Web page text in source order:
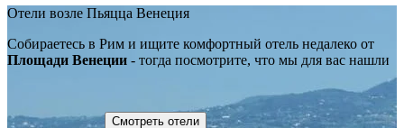
Отели возле Пьяцца Венеция
Собираетесь в Рим и ищите комфортный отель недалеко от
Площади Венеции - тогда посмотрите, что мы для вас нашли
Смотреть отели